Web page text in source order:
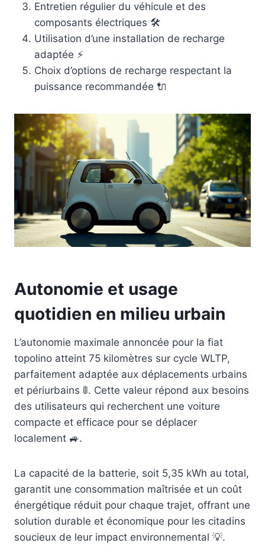
Entretien régulier du véhicule et des
composants électriques 🛠️
Utilisation d’une installation de recharge
adaptée ⚡
Choix d’options de recharge respectant la
puissance recommandée 🔌
Autonomie et usage
quotidien en milieu urbain
L’autonomie maximale annoncée pour la fiat
topolino atteint 75 kilomètres sur cycle WLTP,
parfaitement adaptée aux déplacements urbains
et périurbains 🚦. Cette valeur répond aux besoins
des utilisateurs qui recherchent une voiture
compacte et efficace pour se déplacer
localement 🚙.
La capacité de la batterie, soit 5,35 kWh au total,
garantit une consommation maîtrisée et un coût
énergétique réduit pour chaque trajet, offrant une
solution durable et économique pour les citadins
soucieux de leur impact environnemental 💡.